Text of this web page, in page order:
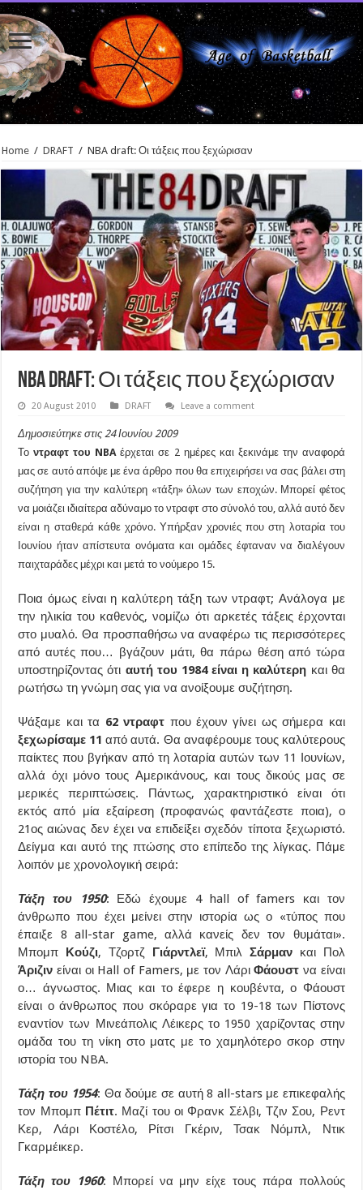
Home / DRAFT / NBA draft: Οι τάξεις που ξεχώρισαν
NBA draft: Οι τάξεις που ξεχώρισαν
20 August 2010 DRAFT Leave a comment
Δημοσιεύτηκε στις 24 Ιουνίου 2009
Τοντραφτ του NBA έρχεται σε 2 ημέρες και ξεκινάμε την αναφορά
μας σε αυτό απόψε με ένα άρθρο που θα επιχειρήσει να σας βάλει στη
συζήτηση για την καλύτερη «τάξη» όλων των εποχών. Μπορεί φέτος
να μοιάζει ιδιαίτερα αδύναμο το ντραφτ στο σύνολό του, αλλά αυτό δεν
είναι η σταθερά κάθε χρόνο. Υπήρξαν χρονιές που στη λοταρία του
Ιουνίου ήταν απίστευτα ονόματα και ομάδες έφταναν να διαλέγουν
παιχταράδες μέχρι και μετά το νούμερο 15.
Ποια όμως είναι η καλύτερη τάξη των ντραφτ; Ανάλογα με
την ηλικία του καθενός, νομίζω ότι αρκετές τάξεις έρχονται
στο μυαλό. Θα προσπαθήσω να αναφέρω τις περισσότερες
από αυτές που… βγάζουν μάτι, θα πάρω θέση από τώρα
υποστηρίζοντας ότι αυτή του 1984 είναι η καλύτερη και θα
ρωτήσω τη γνώμη σας για να ανοίξουμε συζήτηση.
Ψάξαμε και τα 62 ντραφτ που έχουν γίνει ως σήμερα και
ξεχωρίσαμε 11από αυτά. Θα αναφέρουμε τους καλύτερους
παίκτες που βγήκαν από τη λοταρία αυτών των 11 Ιουνίων,
αλλά όχι μόνο τους Αμερικάνους, και τους δικούς μας σε
μερικές περιπτώσεις. Πάντως, χαρακτηριστικό είναι ότι
εκτός από μία εξαίρεση (προφανώς φαντάζεστε ποια), ο
21ος αιώνας δεν έχει να επιδείξει σχεδόν τίποτα ξεχωριστό.
Δείγμα και αυτό της πτώσης στο επίπεδο της λίγκας. Πάμε
λοιπόν με χρονολογική σειρά:
Τάξη του 1950: Εδώ έχουμε 4 hall of famers και τον
άνθρωπο που έχει μείνει στην ιστορία ως ο «τύπος που
έπαιξε 8 all-star game, αλλά κανείς δεν τον θυμάται».
Μπομπ Κούζι, Τζορτζ Γιάρντλεϊ, ΜπιλΣάρμαν και Πολ
Άριζιν είναι οι Hall of Famers, με τον ΛάριΦάουστνα είναι
ο… άγνωστος. Μιας και το έφερε η κουβέντα, ο Φάουστ
είναι ο άνθρωπος που σκόραρε για το 19-18 των Πίστονς
εναντίον των Μινεάπολις Λέικερς το 1950 χαρίζοντας στην
ομάδα του τη νίκη στο ματς με το χαμηλότερο σκορ στην
ιστορία του NBA.
Τάξη του 1954: Θα δούμε σε αυτή 8 all-stars με επικεφαλής
τον Μπομπ Πέτιτ. Μαζί του οι Φρανκ Σέλβι, Τζιν Σου, Ρεντ
Κερ, Λάρι Κοστέλο, Ρίτσι Γκέριν, Τσακ Νόμπλ, Ντικ
Γκαρμέικερ.
Τάξη του 1960: Μπορεί να μην είχε τους πάρα πολλούς